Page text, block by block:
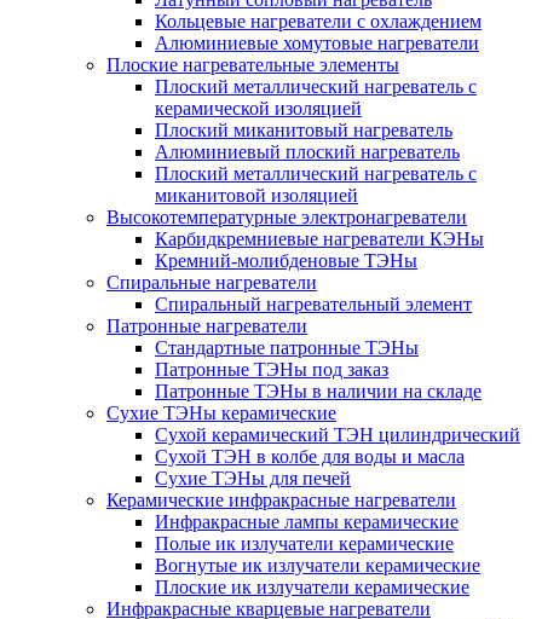
Кольцевые нагреватели с охлаждением
Алюминиевые хомутовые нагреватели
Плоские нагревательные элементы
Плоский металлический нагреватель с
керамической изоляцией
Плоский миканитовый нагреватель
Алюминиевый плоский нагреватель
Плоский металлический нагреватель с
миканитовой изоляцией
Высокотемпературные электронагреватели
Карбидкремниевые нагреватели КЭНы
Кремний-молибденовые ТЭНы
Спиральные нагреватели
Спиральный нагревательный элемент
Патронные нагреватели
Стандартные патронные ТЭНы
Патронные ТЭНы под заказ
Патронные ТЭНы в наличии на складе
Сухие ТЭНы керамические
Сухой керамический ТЭН цилиндрический
Сухой ТЭН в колбе для воды и масла
Сухие ТЭНы для печей
Керамические инфракрасные нагреватели
Инфракрасные лампы керамические
Полые ик излучатели керамические
Вогнутые ик излучатели керамические
Плоские ик излучатели керамические
Инфракрасные кварцевые нагреватели